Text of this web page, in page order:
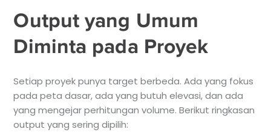
Output yang Umum
Diminta pada Proyek
Setiap proyek punya target berbeda. Ada yang fokus
pada peta dasar, ada yang butuh elevasi, dan ada
yang mengejar perhitungan volume. Berikut ringkasan
output yang sering dipilih: